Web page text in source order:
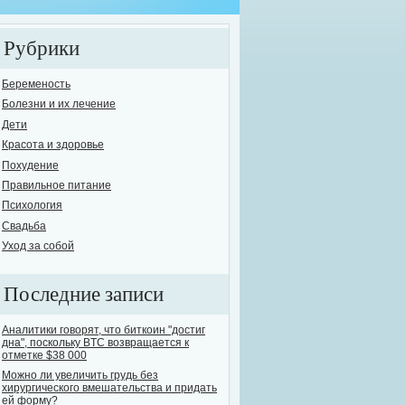
бы поднять одну из самых острых и в то же время опасных проблем
назвать себя трезвенниками. Остальные варьируются, от "пьющих
Рубрики
Беременость
Болезни и их лечение
Дети
Красота и здоровье
Похудение
Правильное питание
Психология
Свадьба
Уход за собой
Последние записи
Аналитики говорят, что биткоин "достиг
дна", поскольку BTC возвращается к
отметке $38 000
Можно ли увеличить грудь без
хирургического вмешательства и придать
ей форму?